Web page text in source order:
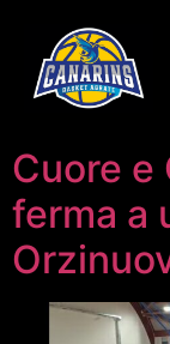
Cuore e
ferma a